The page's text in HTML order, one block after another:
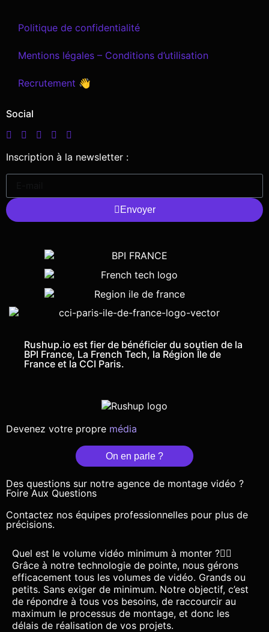
Politique de confidentialité
Mentions légales – Conditions d’utilisation
Recrutement 👋
Social
Inscription à la newsletter :
Envoyer
Rushup.io est fier de bénéficier du soutien de la
BPI France, La French Tech, la Région Île de
France et la CCI Paris.
Devenez votre propre média
On en parle ?
Des questions sur notre agence de montage vidéo ?
Foire Aux Questions
Contactez nos équipes professionnelles pour plus de
précisions.
Quel est le volume vidéo minimum à monter ?
Grâce à notre technologie de pointe, nous gérons
efficacement tous les volumes de vidéo. Grands ou
petits. Sans exiger de minimum. Notre objectif, c’est
de répondre à tous vos besoins, de raccourcir au
maximum le processus de montage, et donc les
délais de réalisation de vos projets.